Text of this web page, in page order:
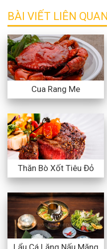
BÀI VIẾT LIÊN QUAN
Cua Rang Me
Thăn Bò Xốt Tiêu Đỏ
Lẩu Cá Lăng Nấu Măng